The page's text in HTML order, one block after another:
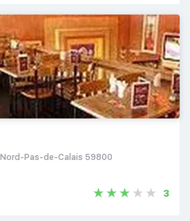
Nord-Pas-de-Calais 59800
3